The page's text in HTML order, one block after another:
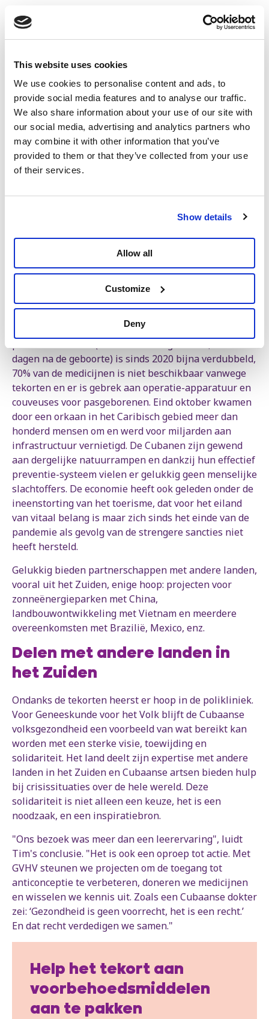
This website uses cookies
We use cookies to personalise content and ads, to
provide social media features and to analyse our traffic.
We also share information about your use of our site with
our social media, advertising and analytics partners who
may combine it with other information that you’ve
provided to them or that they’ve collected from your use
of their services.
Show details
Allow all
Customize
Deny
Zes decennia later is Cuba nog steeds socialistisch,
staan gezondheidszorg en onderwijs voorop, en
worden ondanks armoede en gebrek aan middelen
levensverwachting, deelname van vrouwen aan het
politieke leven, ... Een beleid dat gericht is op de
behoeften van het volk en respect afdwingt.
Maar de laatste jaren ging de situatie achteruit,
hoofdzakelijk door de verscherpte sancties onder de
regering Trump. Onder Barack Obama waren die
gedeeltelijk versoepeld, om vervolgens weer
geldtransfers naar het eiland, ontmoedigen toerisme
doorvaart via Cuba gedurende lange periodes om aan
buitenaf meer kopen. Washington handhaaft sancties
tegen bedrijven, waaronder Europese, die het zouden
aandurven handel te drijven met Cuba.
Deze economische oorlog heeft ernstige gevolgen. De
dagen na de geboorte) is sinds 2020 bijna verdubbeld,
70% van de medicijnen is niet beschikbaar vanwege
tekorten en er is gebrek aan operatie-apparatuur en
couveuses voor pasgeborenen. Eind oktober kwamen
door een orkaan in het Caribisch gebied meer dan
honderd mensen om en werd voor miljarden aan
infrastructuur vernietigd. De Cubanen zijn gewend
aan dergelijke natuurrampen en dankzij hun effectief
preventie-systeem vielen er gelukkig geen menselijke
slachtoffers. De economie heeft ook geleden onder de
ineenstorting van het toerisme, dat voor het eiland
van vitaal belang is maar zich sinds het einde van de
pandemie als gevolg van de strengere sancties niet
heeft hersteld.
Gelukkig bieden partnerschappen met andere landen,
vooral uit het Zuiden, enige hoop: projecten voor
zonneënergieparken met China,
landbouwontwikkeling met Vietnam en meerdere
overeenkomsten met Brazilië, Mexico, enz.
Delen met andere landen in
het Zuiden
Ondanks de tekorten heerst er hoop in de polikliniek.
Voor Geneeskunde voor het Volk blijft de Cubaanse
volksgezondheid een voorbeeld van wat bereikt kan
worden met een sterke visie, toewijding en
solidariteit. Het land deelt zijn expertise met andere
landen in het Zuiden en Cubaanse artsen bieden hulp
bij crisissituaties over de hele wereld. Deze
solidariteit is niet alleen een keuze, het is een
noodzaak, en een inspiratiebron.
"Ons bezoek was meer dan een leerervaring", luidt
Tim's conclusie. "Het is ook een oproep tot actie. Met
GVHV steunen we projecten om de toegang tot
anticonceptie te verbeteren, doneren we medicijnen
en wisselen we kennis uit. Zoals een Cubaanse dokter
zei: ‘Gezondheid is geen voorrecht, het is een recht.’
En dat recht verdedigen we samen."
Help het tekort aan
voorbehoedsmiddelen
aan te pakken